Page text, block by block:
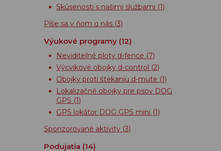
Skúsenosti s našimi službami (1)
Píše sa v ňom o nás (3)
Výukové programy (12)
Neviditeľné ploty d-fence (7)
Výcvikové obojky d-control (2)
Obojky proti štekaniu d-mute (1)
Lokalizačné obojky pre psov DOG
GPS (1)
GPS lokátor DOG GPS mini (1)
Sponzorované aktivity (3)
Podujatia (14)